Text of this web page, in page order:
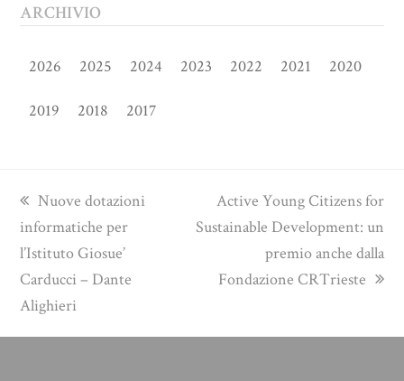
ARCHIVIO
2026 2025 2024 2023 2022 2021 2020
2019 2018 2017
previous
post:
Nuove dotazioni
informatiche per
l’Istituto Giosue’
Carducci – Dante
Alighieri
next
post:
Active Young Citizens for
Sustainable Development: un
premio anche dalla
Fondazione CRTrieste